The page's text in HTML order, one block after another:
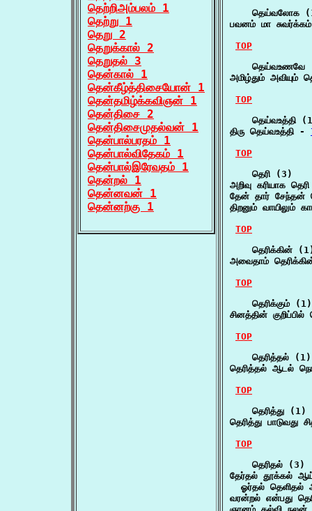
தெற்றிஅம்பலம் 1
தெற்று 1
தெறு 2
தெறுக்கால் 2
தெறுதல் 3
தென்கால் 1
தென்கீழ்த்திசையோன் 1
தென்தமிழ்க்கவிஞன் 1
தென்திசை 2
தென்திசைமுதல்வன் 1
தென்பால்பரதம் 1
தென்பால்விதேகம் 1
தென்பால்இரேவதம் 1
தென்றல் 1
தென்னவன் 1
தென்னற்கு 1
தெய்வலோக
பவனம் மா
TOP
தெய்வஉணவே
அமிழ்தும்
TOP
தெய்வஉத்தி
திரு தெய்வஉத்தி -
TOP
    தெரி (3)
அறிவு கரியாக
தேன் தார் சேந்தன்
திறனும்
TOP
தெரிக்கின்
அவைதாம்
TOP
    தெரிக்கும் (1)
சினத்தின்
TOP
    தெரித்தல் (1)
தெரித்தல் ஆடல்
TOP
    தெரித்து (1)
தெரித்து பாடுவது
TOP
    தெரிதல் (3)
தேர்தல் தூக்கல்
ஓர்தல் தெளிதல்
வரன்றல் என்பது